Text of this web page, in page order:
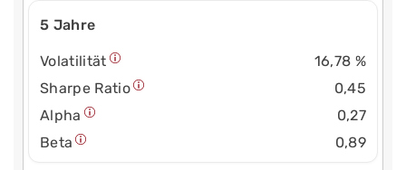
5 Jahre
Volatilität
16,78 %
Sharpe Ratio
0,45
Alpha
0,27
Beta
0,89